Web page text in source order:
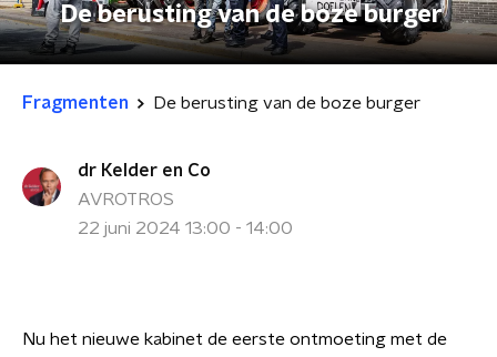
De berusting van de boze burger
Fragmenten De berusting van de boze burger
dr Kelder en Co
AVROTROS
22 juni 2024 13:00 - 14:00
Nu het nieuwe kabinet de eerste ontmoeting met de